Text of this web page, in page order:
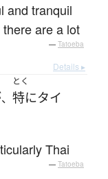
and tranquil
are a lot
— Tatoeba
Details ▸
、
とく
特にタイ
Thai
— Tatoeba